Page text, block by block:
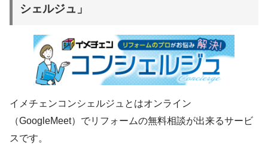
シェルジュ」
イメチェンコンシェルジュとはオンライン
（GoogleMeet）でリフォームの無料相談が出来るサービ
スです。